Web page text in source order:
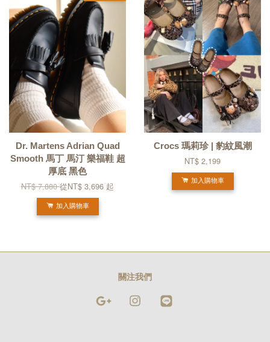
Dr. Martens Adrian Quad
Smooth 馬丁 馬汀 樂福鞋 超
厚底 黑色
NT$ 7,880從NT$ 3,696 起
加入購物車
Crocs 瑪莉珍 | 豹紋風潮
NT$ 2,199
加入購物車
關注我們
Google Instagram